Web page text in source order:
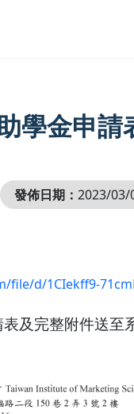
學金申請
發佈日期： 2023/03/
d/1CIekff9-
及完整附件送至